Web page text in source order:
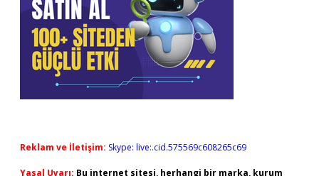
Reklam ve İletişim: Skype: live:.cid.575569c608265c69
Yasal Uyarı: Bu internet sitesi, herhangi bir marka, kurum